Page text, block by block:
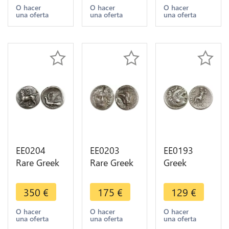
ΔΙΟΚΛΗΣ
210-185 BC
O hacer
una oferta
Horse 479-
465 BC
O hacer
una oferta
400-344 BC
Cheval
O hacer
una oferta
EE0204
Rare Greek
Hemidrachm
4th c BC
Lion
Colombe
350 €
O hacer
una oferta
EE0203
Rare Greek
Drachm
Perseus
179-168 BC
Hermias
175 €
O hacer
una oferta
EE0193
Greek
Lysimachos
Drachm
Heracles
Zeus 323-
129 €
O hacer
una oferta